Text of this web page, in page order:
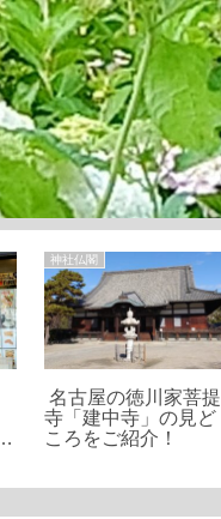
神社仏閣
名古屋の徳川家菩提
寺「建中寺」の見ど
ころをご紹介！